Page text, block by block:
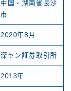
中国・湖南省長沙
市
2020年8月
深セン証券取引所
2013年